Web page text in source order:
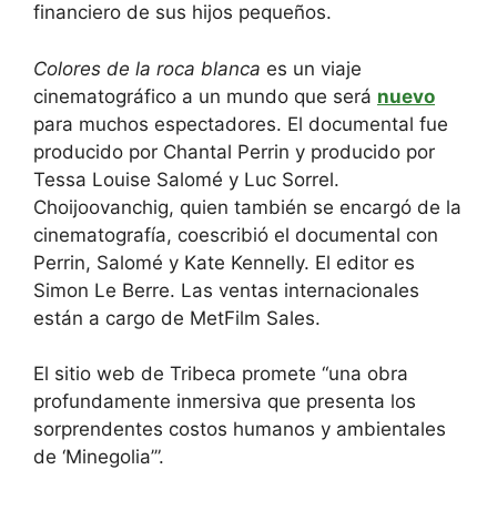
financiero de sus hijos pequeños.
Colores de la roca blanca es un viaje
cinematográfico a un mundo que será nuevo
para muchos espectadores. El documental fue
producido por Chantal Perrin y producido por
Tessa Louise Salomé y Luc Sorrel.
Choijoovanchig, quien también se encargó de la
cinematografía, coescribió el documental con
Perrin, Salomé y Kate Kennelly. El editor es
Simon Le Berre. Las ventas internacionales
están a cargo de MetFilm Sales.
El sitio web de Tribeca promete “una obra
profundamente inmersiva que presenta los
sorprendentes costos humanos y ambientales
de ‘Minegolia’”.